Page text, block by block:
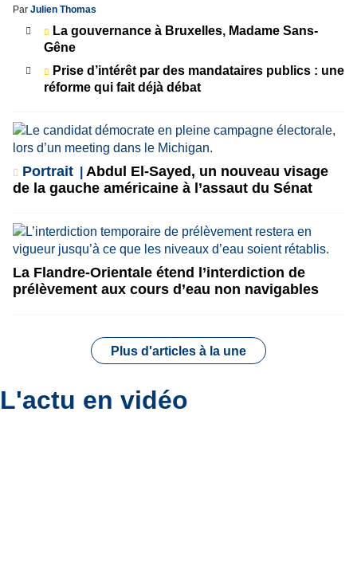
Par Julien Thomas
La gouvernance à Bruxelles, Madame Sans-
Gêne
Prise d’intérêt par des mandataires publics : une
réforme qui fait déjà débat
Portrait
Abdul El-Sayed, un nouveau visage
de la gauche américaine à l’assaut du Sénat
La Flandre-Orientale étend l’interdiction de
prélèvement aux cours d’eau non navigables
Plus d'articles à la une
L'actu en vidéo